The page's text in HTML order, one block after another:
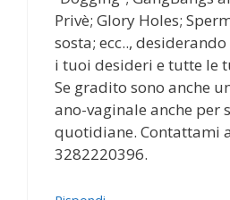
Privè; Glory Holes;
sosta; ecc..,
i tuoi desideri e tutte le
Se gradito sono anche
ano-vaginale anche per
quotidiane. Contattami
3282220396.